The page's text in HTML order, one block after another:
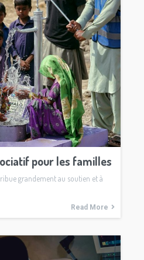
pour les familles
grandement au soutien et à
Read More